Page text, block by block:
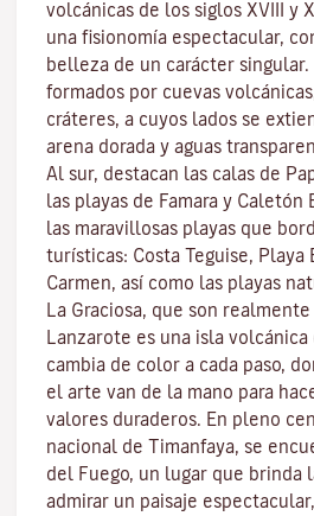
volcánicas de los siglos XVIII y
una fisionomía espectacular,
belleza de un carácter singular.
formados por cuevas
cráteres, a cuyos lados se
arena dorada y aguas
Al sur, destacan las calas de
las playas de Famara y Caletón
las maravillosas playas que
turísticas: Costa Teguise, Playa
Carmen, así como las playas
La Graciosa, que son
Lanzarote es una isla
cambia de color a cada paso,
el arte van de la mano para
valores duraderos. En pleno
nacional de Timanfaya, se
del Fuego, un lugar que brinda
admirar un paisaje